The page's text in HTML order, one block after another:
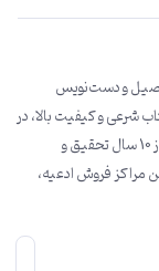
و دست‌نویس
شرعی و کیفیت بالا، در
جوار نورانی حرم امام رضا (ع) آغاز کرده است.با افتخار بعد از 10 سال تحقیق و
مراکز فروش ادعیه،